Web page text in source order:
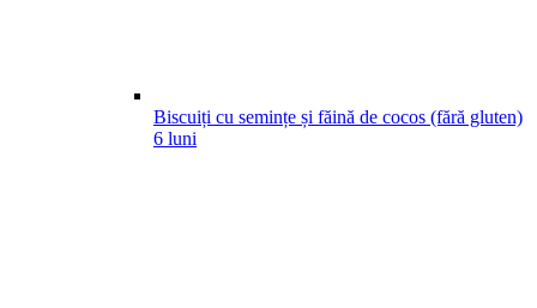
Biscuiți cu semințe și făină de cocos (fără gluten)
6 luni